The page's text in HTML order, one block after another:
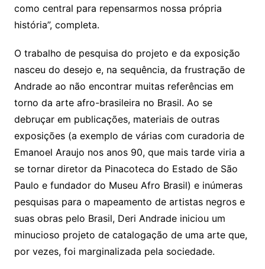
como central para repensarmos nossa própria
história”, completa.
O trabalho de pesquisa do projeto e da exposição
nasceu do desejo e, na sequência, da frustração de
Andrade ao não encontrar muitas referências em
torno da arte afro-brasileira no Brasil. Ao se
debruçar em publicações, materiais de outras
exposições (a exemplo de várias com curadoria de
Emanoel Araujo nos anos 90, que mais tarde viria a
se tornar diretor da Pinacoteca do Estado de São
Paulo e fundador do Museu Afro Brasil) e inúmeras
pesquisas para o mapeamento de artistas negros e
suas obras pelo Brasil, Deri Andrade iniciou um
minucioso projeto de catalogação de uma arte que,
por vezes, foi marginalizada pela sociedade.